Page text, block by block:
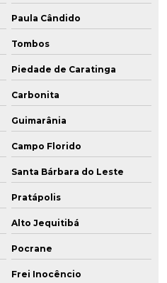
Paula Cândido
Tombos
Piedade de Caratinga
Carbonita
Guimarânia
Campo Florido
Santa Bárbara do Leste
Pratápolis
Alto Jequitibá
Pocrane
Frei Inocêncio